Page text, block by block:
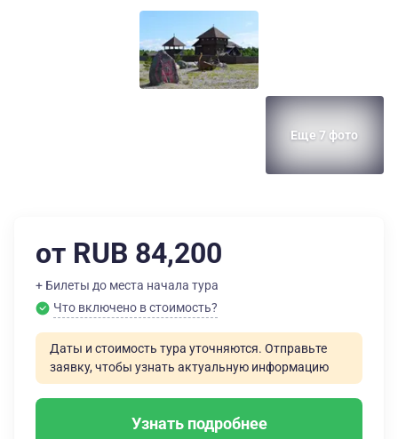
Еще 7 фото
от RUB 84,200
+ Билеты до места начала тура
Что включено в стоимость?
Даты и стоимость тура уточняются. Отправьте
заявку, чтобы узнать актуальную информацию
Узнать подробнее